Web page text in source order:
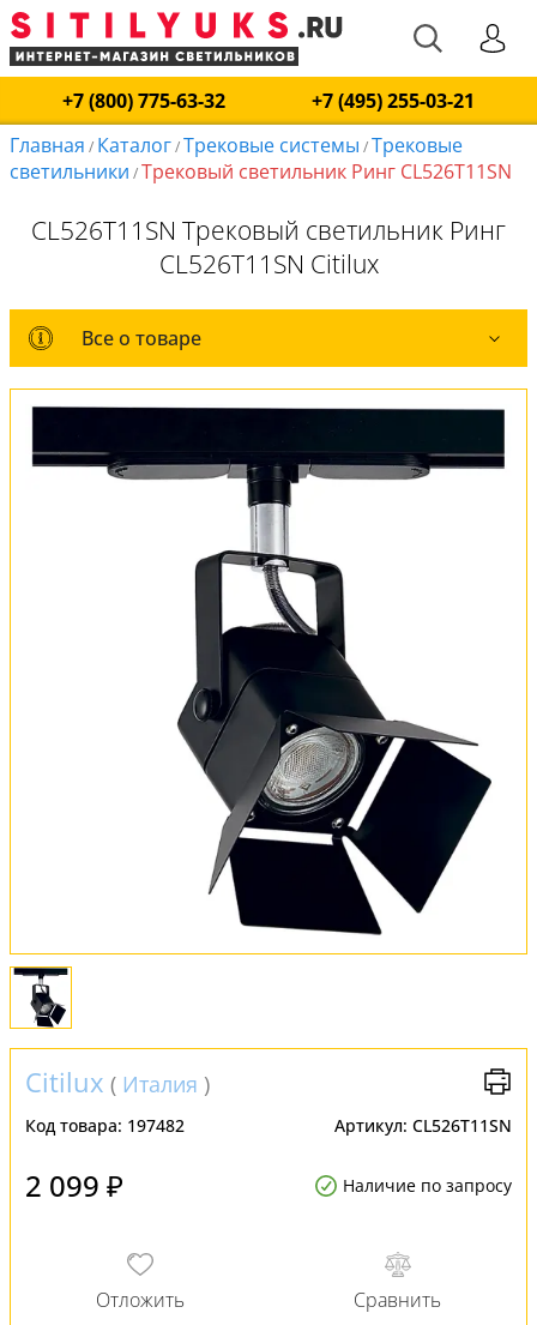
+7 (800) 775-63-32
+7 (495) 255-03-21
Главная / Каталог/Трековые системы /Трековые
светильники /Трековый светильник Ринг CL526T11SN
CL526T11SN Трековый светильник Ринг
CL526T11SN Citilux
Все о товаре
Все о товаре
Комплект лампочек
Оплата и доставка
Обмен и возврат
Citilux ( Италия )
Код товара: 197482 Артикул: CL526T11SN
2 099 ₽ Наличие по запросу